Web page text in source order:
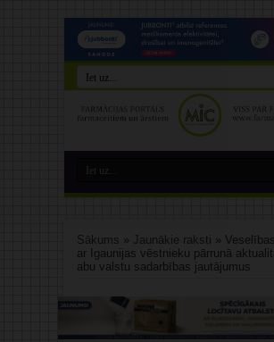
Sākums » Jaunākie raksti »
ar Igaunijas vēstnieku pārrunā
abu valstu sadarbības jautājumus